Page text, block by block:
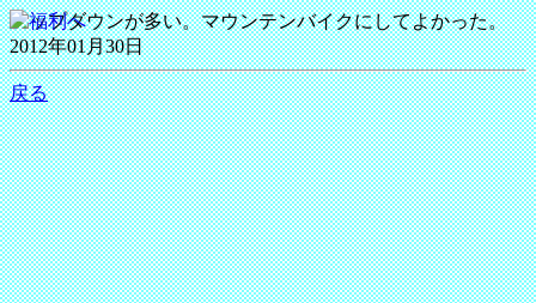
アップダウンが多い。マウンテンバイクにしてよかった。
2012年01月30日
戻る